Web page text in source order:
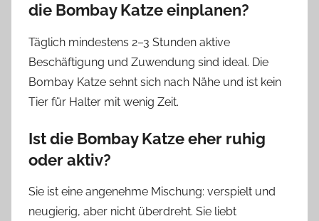
die Bombay Katze einplanen?
Täglich mindestens 2–3 Stunden aktive
Beschäftigung und Zuwendung sind ideal. Die
Bombay Katze sehnt sich nach Nähe und ist kein
Tier für Halter mit wenig Zeit.
Ist die Bombay Katze eher ruhig
oder aktiv?
Sie ist eine angenehme Mischung: verspielt und
neugierig, aber nicht überdreht. Sie liebt